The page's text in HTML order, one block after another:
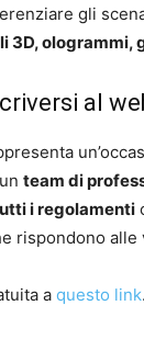
gli
3D, ologrammi,
al
team di
utti i regolamenti
rispondono
a questo link.